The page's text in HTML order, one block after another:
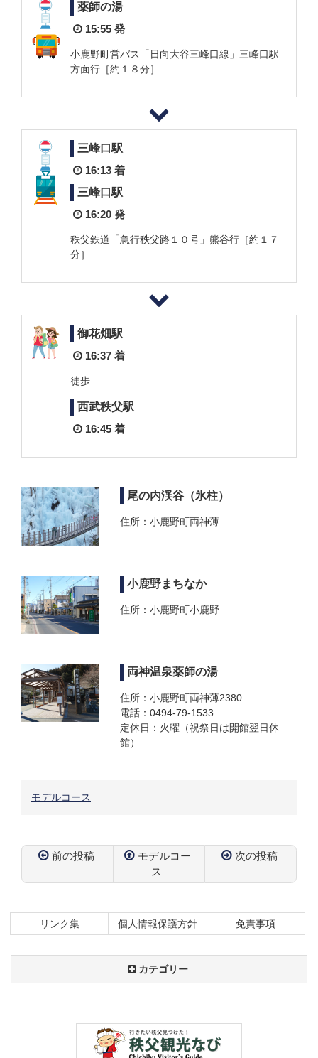
薬師の湯
15:55 発
小鹿野町営バス「日向大谷三峰口線」三峰口駅
方面行［約１８分］
三峰口駅
16:13 着
三峰口駅
16:20 発
秩父鉄道「急行秩父路１０号」熊谷行［約１７
分］
御花畑駅
16:37 着
徒歩
西武秩父駅
16:45 着
尾の内渓谷（氷柱）
住所：小鹿野町両神薄
小鹿野まちなか
住所：小鹿野町小鹿野
両神温泉薬師の湯
住所：小鹿野町両神薄2380
電話：0494-79-1533
定休日：火曜（祝祭日は開館翌日休
館）
モデルコース
前の投稿
モデルコー
ス
次の投稿
リンク集 個人情報保護方針 免責事項
カテゴリー